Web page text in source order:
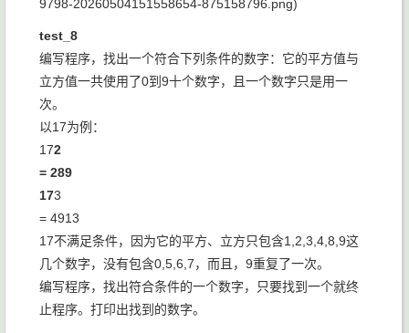
9798-20260504151558654-875158796.png)
test_8
编写程序，找出一个符合下列条件的数字：它的平方值与
立方值一共使用了0到9十个数字，且一个数字只是用一
次。
以17为例：
172
= 289
173
= 4913
17不满足条件，因为它的平方、立方只包含1,2,3,4,8,9这
几个数字，没有包含0,5,6,7，而且，9重复了一次。
编写程序，找出符合条件的一个数字，只要找到一个就终
止程序。打印出找到的数字。